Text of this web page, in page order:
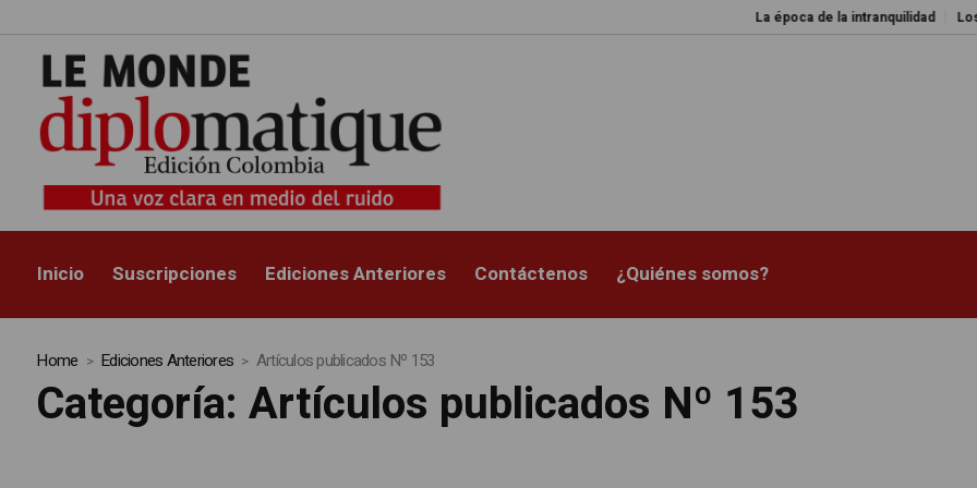
La época de la intranquilidad Los amos
Inicio Suscripciones Ediciones Anteriores Contáctenos ¿Quiénes somos?
Home Ediciones Anteriores Artículos publicados Nº 153
Categoría:Artículos publicados Nº 153